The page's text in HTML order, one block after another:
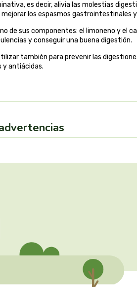
es decir, alivia las molestias
mejorar los espasmos gastrointestinales
de sus componentes: el limoneno y el
y conseguir una buena digestión.
también para prevenir las
y antiácidas.